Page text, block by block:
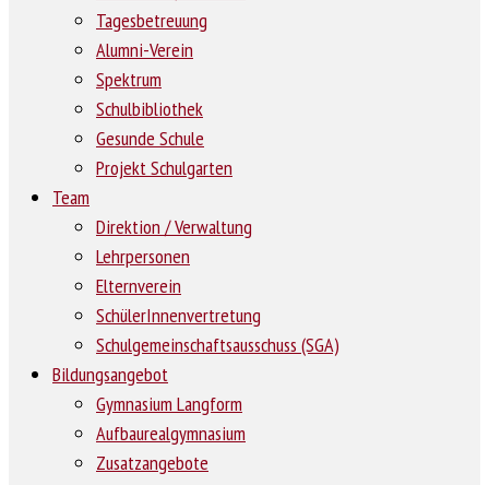
Tagesbetreuung
Alumni-Verein
Spektrum
Schulbibliothek
Gesunde Schule
Projekt Schulgarten
Team
Direktion / Verwaltung
Lehrpersonen
Elternverein
SchülerInnenvertretung
Schulgemeinschaftsausschuss (SGA)
Bildungsangebot
Gymnasium Langform
Aufbaurealgymnasium
Zusatzangebote